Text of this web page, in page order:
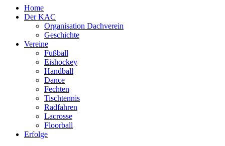
Home
Der KAC
Organisation Dachverein
Geschichte
Vereine
Fußball
Eishockey
Handball
Dance
Fechten
Tischtennis
Radfahren
Lacrosse
Floorball
Erfolge